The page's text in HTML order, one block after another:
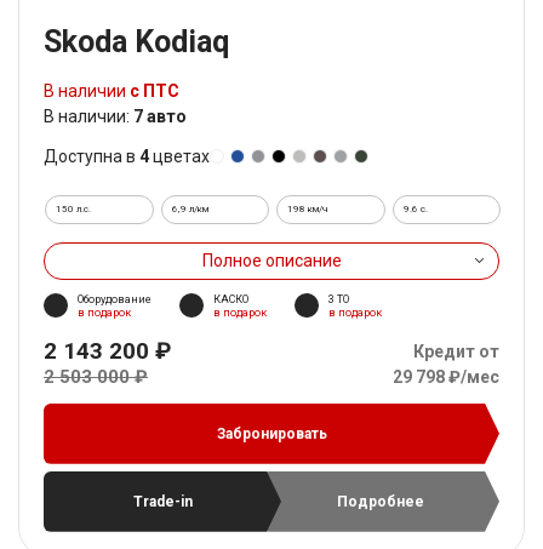
Skoda Kodiaq
В наличии с ПТС
В наличии: 7 авто
Доступна в 4цветах
150 л.с. 6,9 л/км 198 км/ч 9.6 c.
Полное описание
Оборудование
в подарок
КАСКО
в подарок
3 ТО
в подарок
2 143 200 ₽
2 503 000 ₽
Кредит от
29 798 ₽/мес
Забронировать
Trade-in Подробнее